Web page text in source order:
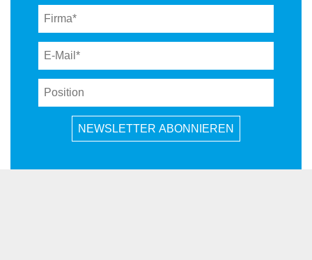
NEWSLETTER ABONNIEREN